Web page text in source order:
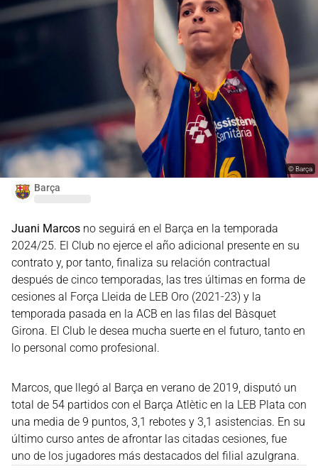
Barça
© Barça
Juani Marcos no seguirá en el Barça en la temporada
2024/25. El Club no ejerce el año adicional presente en su
contrato y, por tanto, finaliza su relación contractual
después de cinco temporadas, las tres últimas en forma de
cesiones al Força Lleida de LEB Oro (2021-23) y la
temporada pasada en la ACB en las filas del Bàsquet
Girona. El Club le desea mucha suerte en el futuro, tanto en
lo personal como profesional.
Marcos, que llegó al Barça en verano de 2019, disputó un
total de 54 partidos con el Barça Atlètic en la LEB Plata con
una media de 9 puntos, 3,1 rebotes y 3,1 asistencias. En su
último curso antes de afrontar las citadas cesiones, fue
uno de los jugadores más destacados del filial azulgrana.